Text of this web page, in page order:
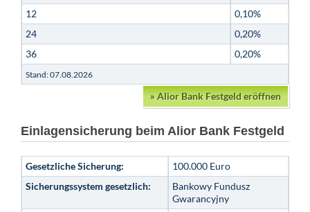
12
0,10%
24
0,20%
36
0,20%
Stand: 07.08.2026
»Alior Bank Festgeld eröffnen
Einlagensicherung beim Alior Bank Festgeld
Gesetzliche Sicherung:
100.000 Euro
Sicherungssystem gesetzlich:
Bankowy Fundusz
Gwarancyjny